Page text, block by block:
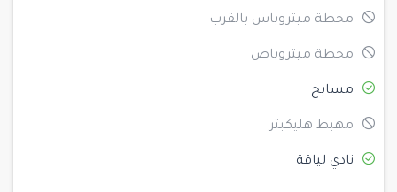
محطة ميتروباس بالقرب
محطة ميتروباص
مسابح
مهبط هليكبتر
نادي لياقة